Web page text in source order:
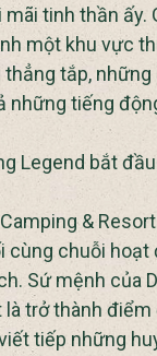
tinh thần ấy.
một khu vực
tắp,
những tiếng
Legend bắt
&
cùng chuỗi hoạt
Sứ mệnh của
là trở thành
tiếp những